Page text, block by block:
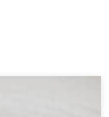
della tua vita.